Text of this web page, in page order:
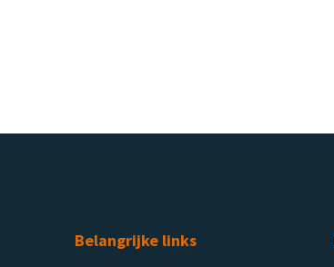
Belangrijke links